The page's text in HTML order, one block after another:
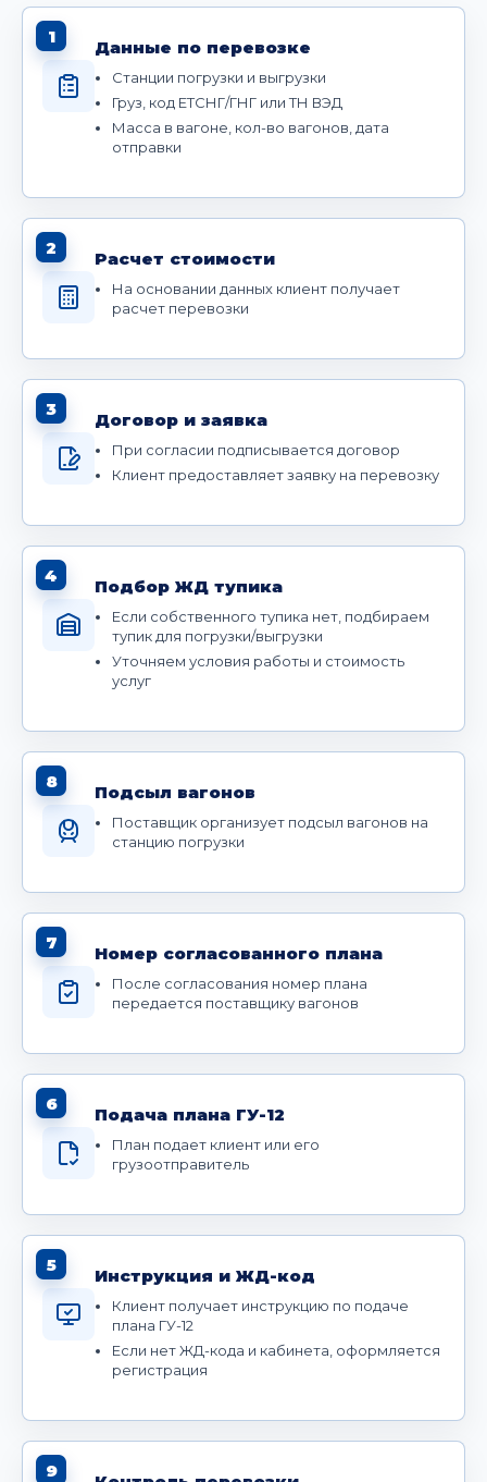
1
Данные по перевозке
Станции погрузки и выгрузки
Груз, код ЕТСНГ/ГНГ или ТН ВЭД
Масса в вагоне, кол-во вагонов, дата
отправки
2
Расчет стоимости
На основании данных клиент получает
расчет перевозки
3
Договор и заявка
При согласии подписывается договор
Клиент предоставляет заявку на перевозку
4
Подбор ЖД тупика
Если собственного тупика нет, подбираем
тупик для погрузки/выгрузки
Уточняем условия работы и стоимость
услуг
8
Подсыл вагонов
Поставщик организует подсыл вагонов на
станцию погрузки
7
Номер согласованного плана
После согласования номер плана
передается поставщику вагонов
6
Подача плана ГУ-12
План подает клиент или его
грузоотправитель
5
Инструкция и ЖД-код
Клиент получает инструкцию по подаче
плана ГУ-12
Если нет ЖД-кода и кабинета, оформляется
регистрация
9